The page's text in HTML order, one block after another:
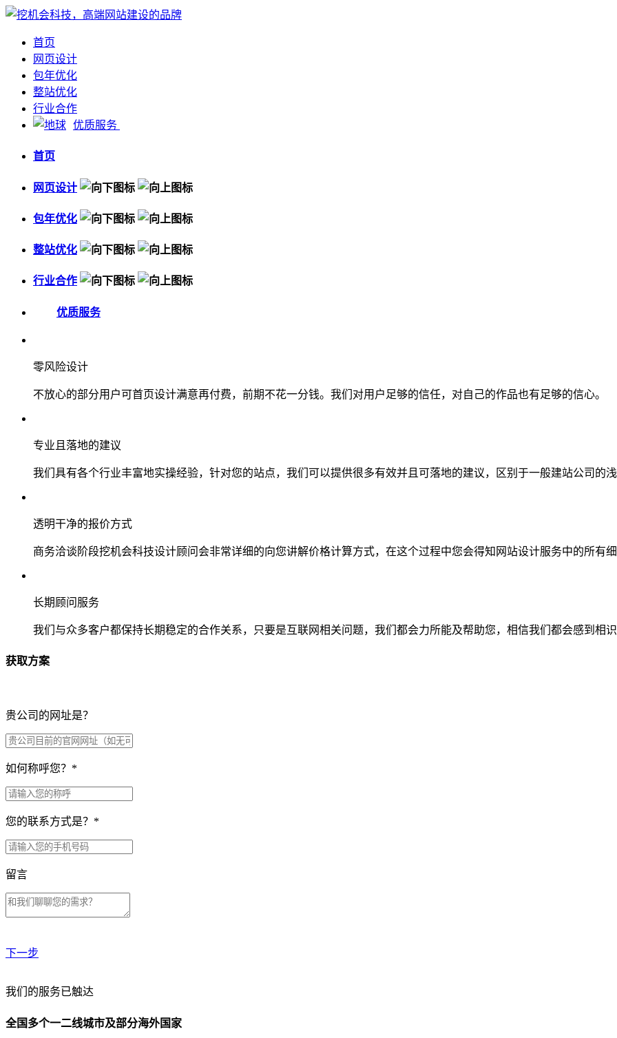
首页
网页设计
包年优化
整站优化
行业合作
优质服务
首页
网页设计
包年优化
整站优化
行业合作
优质服务
零风险设计
不放心的部分用户可首页设计满意再付费，前期不花一分钱。我们对用户足够的信任，对自己的作品也有足够的信心。
专业且落地的建议
我们具有各个行业丰富地实操经验，针对您的站点，我们可以提供很多有效并且可落地的建议，区别于一般建站公司的
透明干净的报价方式
商务洽谈阶段挖机会科技设计顾问会非常详细的向您讲解价格计算方式，在这个过程中您会得知网站设计服务中的所有
长期顾问服务
我们与众多客户都保持长期稳定的合作关系，只要是互联网相关问题，我们都会力所能及帮助您，相信我们都会感到相
获取方案
贵公司的网址是？
如何称呼您？ *
您的联系方式是？ *
留言
下一步
贵公司预算范围是？
我们的服务已触达
全国多个一二线城市及部分海外国家